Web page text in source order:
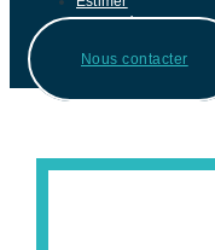
Actualités
Nous contacter